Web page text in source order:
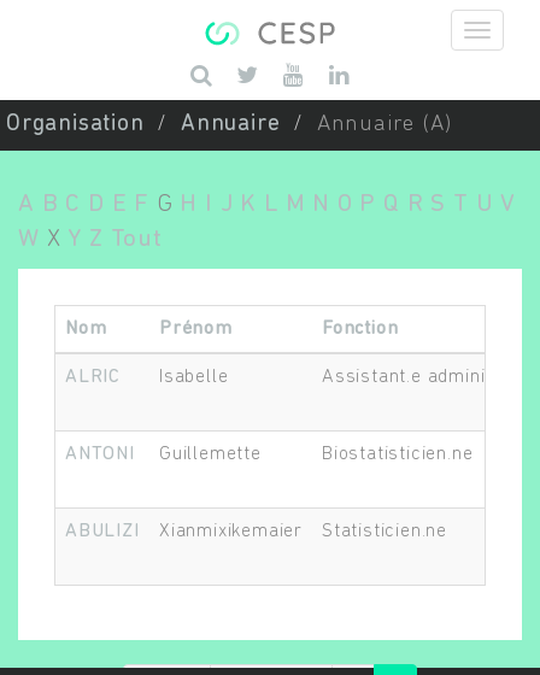
Saisissez vos mots-clés
Organisation Annuaire Annuaire (A)
A B C D E F G H J K L M N O P Q R S T U V
W X Y Z Tout
Nom Prénom Fonction
ALRIC Isabelle Assistant.e
ANTONI Guillemette Biostatisticien.ne
ABULIZI Xianmixikemaier Statisticien.ne